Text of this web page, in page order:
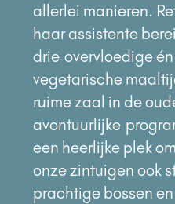
allerlei manieren.
haar assistente
drie overvloedige
vegetarische
ruime zaal in de
avontuurlijke
een heerlijke plek
onze zintuigen ook
prachtige bossen